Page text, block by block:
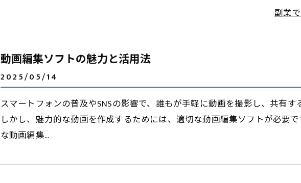
副業
動画編集ソフトの魅力と活用法
2025/05/14
スマートフォンの普及やSNSの影響で、誰もが手軽に動画を撮影し、共有す
しかし、魅力的な動画を作成するためには、適切な動画編集ソフトが必要
な動画編集…